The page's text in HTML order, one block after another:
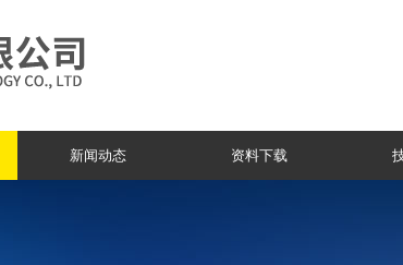
新闻动态 资料下载